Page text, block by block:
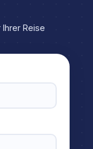
Reise